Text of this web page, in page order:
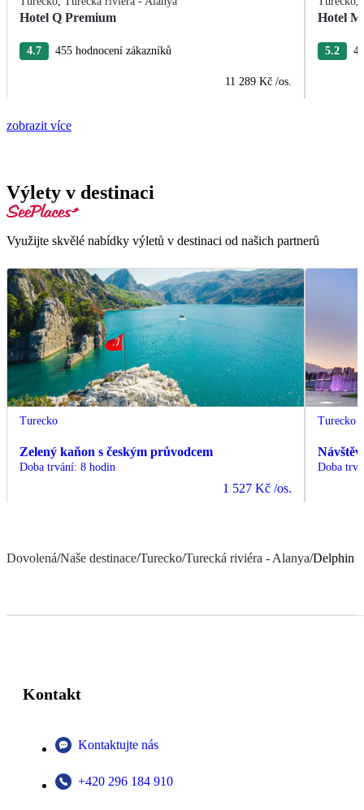
Hotel Q Premium
4.7 455 hodnocení zákazníků
11 289 Kč /os.
Hotel
5.2
zobrazit více
Výlety v destinaci
Využijte skvělé nabídky výletů v destinaci od našich partnerů
Turecko
Zelený kaňon s českým průvodcem
Doba trvání: 8 hodin
1 527 Kč /os.
Turecko
Doba
Dovolená/Naše destinace/Turecko/Turecká riviéra - Alanya/Delphin
Kontakt
Kontaktujte nás
+420 296 184 910